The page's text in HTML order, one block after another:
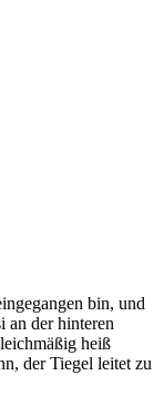
bin, und
an der hinteren
heiß
der Tiegel leitet zu